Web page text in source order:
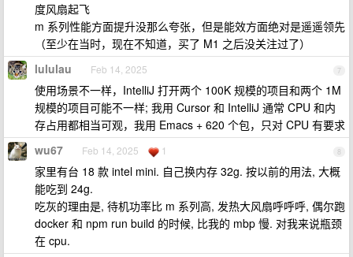
度风扇起飞
m 系列性能方面提升没那么夸张，但是能效方面绝对是遥遥领先
（至少在当时，现在不知道，买了 M1 之后没关注过了）
7
lululau Feb 14, 2025
使用场景不一样，IntelliJ 打开两个 100K 规模的项目和两个 1M
规模的项目可能不一样; 我用 Cursor 和 IntelliJ 通常 CPU 和内
存占用都相当可观，我用 Emacs + 620 个包，只对 CPU 有要求
8
wu67 Feb 14, 2025 1
家里有台 18 款 intel mini. 自己换内存 32g. 按以前的用法, 大概
能吃到 24g.
吃灰的理由是, 待机功率比 m 系列高, 发热大风扇呼呼呼, 偶尔跑
docker 和 npm run build 的时候, 比我的 mbp 慢. 对我来说瓶颈
在 cpu.